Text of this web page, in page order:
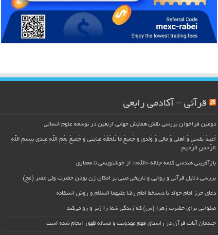
قرآنی – آکادمی رابعی
دومین فراخوان بررسی نقش همایش جهانی اربعین در توسعه علوم انسانی
اُعیذُ نَفسی وَ أهلی وَ مالی وَ وُلدی و جَمیعَ ما تَلحَقُهُ عِنایتی و جَمیعَ نِعَمِ اللّهِ عِندی بِبِسمِ اللّهِ
الرَّحمنِ الرَّحیمِ
بازآفرینی هندسی کلمه جلاله «الله»؛ از خوشنویسی تا معماری
بررسی دلایل قرآنی و روایی و تاریخی مبنی بر امکان زن بودن حضرت ولی عصر (عج)
دعای حرز امام جواد با دستخط امام رضا علیهما السلام و روش استفاده
صلواتی برای حضرت زهرا (س) که زندگی شما را زیر و رو می‌کند
چیدمان آیات قرآن در راستای فهم مهدویت و مساله ظهور انجام شده است